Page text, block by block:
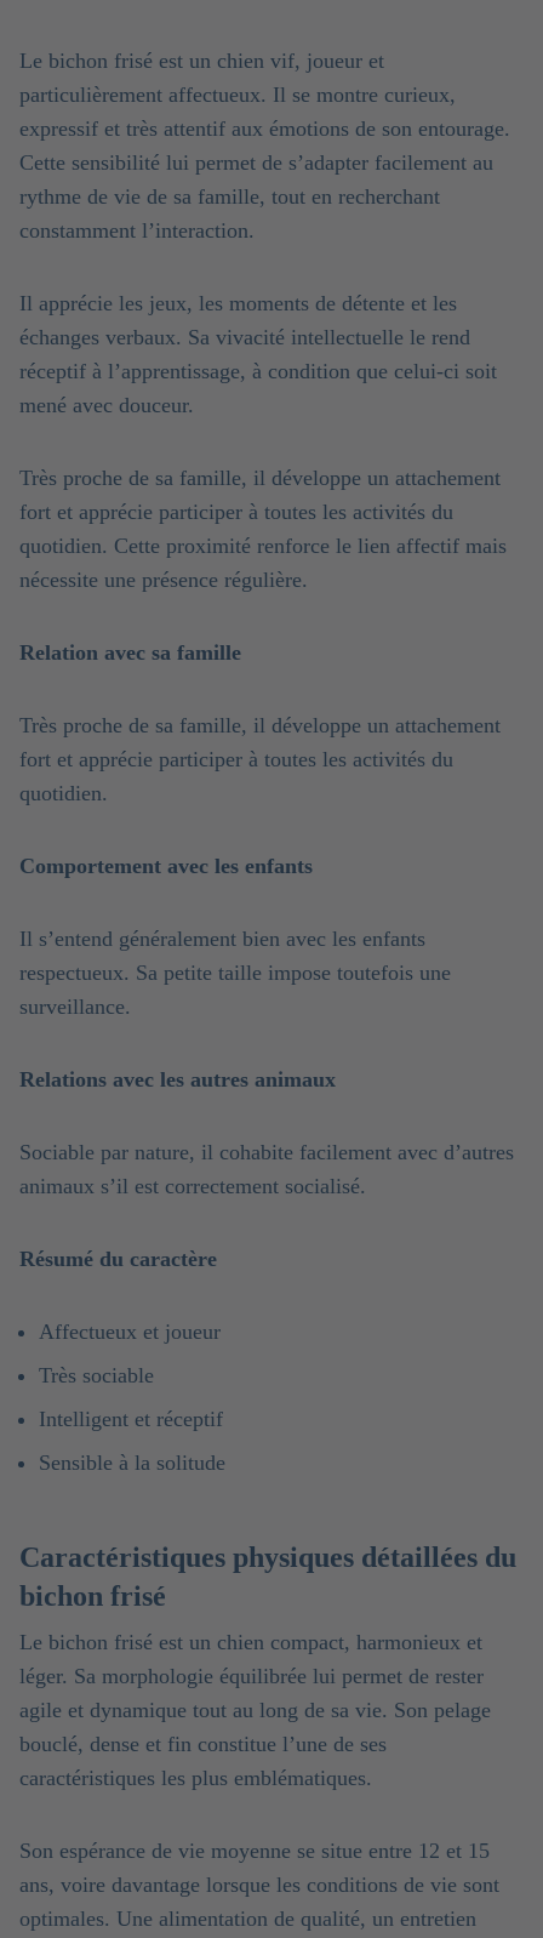
Le bichon frisé est un chien vif, joueur et
particulièrement affectueux. Il se montre curieux,
expressif et très attentif aux émotions de son entourage.
Cette sensibilité lui permet de s’adapter facilement au
rythme de vie de sa famille, tout en recherchant
constamment l’interaction.
Il apprécie les jeux, les moments de détente et les
échanges verbaux. Sa vivacité intellectuelle le rend
réceptif à l’apprentissage, à condition que celui-ci soit
mené avec douceur.
Très proche de sa famille, il développe un attachement
fort et apprécie participer à toutes les activités du
quotidien. Cette proximité renforce le lien affectif mais
nécessite une présence régulière.
Relation avec sa famille
Très proche de sa famille, il développe un attachement
fort et apprécie participer à toutes les activités du
quotidien.
Comportement avec les enfants
Il s’entend généralement bien avec les enfants
respectueux. Sa petite taille impose toutefois une
surveillance.
Relations avec les autres animaux
Sociable par nature, il cohabite facilement avec d’autres
animaux s’il est correctement socialisé.
Résumé du caractère
Affectueux et joueur
Très sociable
Intelligent et réceptif
Sensible à la solitude
Caractéristiques physiques détaillées du
bichon frisé
Le bichon frisé est un chien compact, harmonieux et
léger. Sa morphologie équilibrée lui permet de rester
agile et dynamique tout au long de sa vie. Son pelage
bouclé, dense et fin constitue l’une de ses
caractéristiques les plus emblématiques.
Son espérance de vie moyenne se situe entre 12 et 15
ans, voire davantage lorsque les conditions de vie sont
optimales. Une alimentation de qualité, un entretien